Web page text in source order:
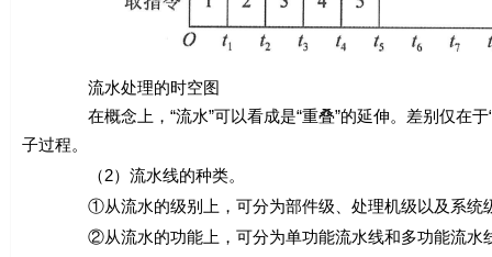
流水处理的时空图
在概念上，“流水”可以看成是“重叠”的延伸。差别仅在于“
子过程。
（2）流水线的种类。
①从流水的级别上，可分为部件级、处理机级以及系统
②从流水的功能上，可分为单功能流水线和多功能流水